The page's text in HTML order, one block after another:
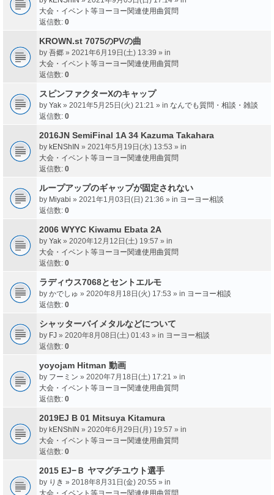
大会・イベント等ヨーヨー関連使用曲質問
返信数: 0
KROWN.st 7075のPVの曲
by 吾郷 » 2021年6月19日(土) 13:39 » in
大会・イベント等ヨーヨー関連使用曲質問
返信数: 0
スピンファクターXのキャップ
by Yak » 2021年5月25日(火) 21:21 » in なんでも質問・相談・雑談
返信数: 0
2016JN SemiFinal 1A 34 Kazuma Takahara
by kENShIN » 2021年5月19日(水) 13:53 » in
大会・イベント等ヨーヨー関連使用曲質問
返信数: 0
ループアップのギャップが固定されない
by Miyabi » 2021年1月03日(日) 21:36 » in ヨーヨー相談
返信数: 0
2006 WYYC Kiwamu Ebata 2A
by Yak » 2020年12月12日(土) 19:57 » in
大会・イベント等ヨーヨー関連使用曲質問
返信数: 0
ラディウス7068とセントエルモ
by かでしゅ » 2020年8月18日(火) 17:53 » in ヨーヨー相談
返信数: 0
シャッターバイメタルなどについて
by FJ » 2020年8月08日(土) 01:43 » in ヨーヨー相談
返信数: 0
yoyojam Hitman 動画
by フーミン » 2020年7月18日(土) 17:21 » in
大会・イベント等ヨーヨー関連使用曲質問
返信数: 0
2019EJ B 01 Mitsuya Kitamura
by kENShIN » 2020年6月29日(月) 19:57 » in
大会・イベント等ヨーヨー関連使用曲質問
返信数: 0
2015 EJ−Ｂ ヤマグチユウト選手
by りき » 2018年8月31日(金) 20:55 » in
大会・イベント等ヨーヨー関連使用曲質問